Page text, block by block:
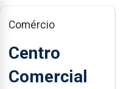
Comércio
Centro
Comercial